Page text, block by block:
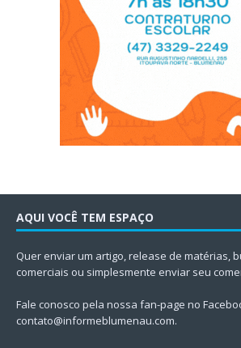
AQUI VOCÊ TEM ESPAÇO
Quer enviar um artigo, release de matérias,
comerciais ou simplesmente enviar seu
Fale conosco pela nossa fan-page no
contato@informeblumenau.com.